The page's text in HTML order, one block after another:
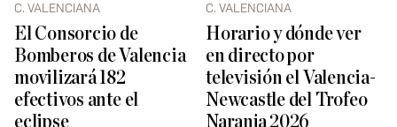
C. VALENCIANA
El Consorcio de
Bomberos de Valencia
movilizará 182
efectivos ante el
eclipse
C. VALENCIANA
Horario y dónde ver
en directo por
televisión el Valencia-
Newcastle del Trofeo
Naranja 2026